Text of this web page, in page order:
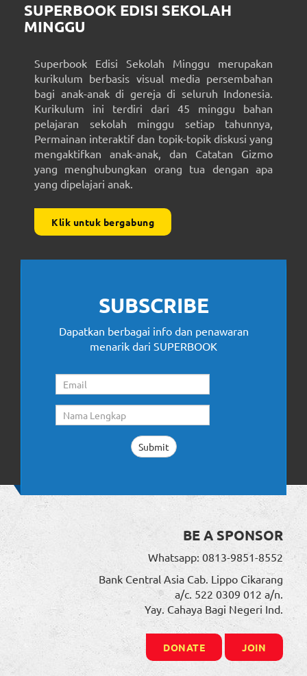
SUPERBOOK EDISI SEKOLAH
MINGGU
Superbook Edisi Sekolah Minggu merupakan
kurikulum berbasis visual media persembahan
bagi anak-anak di gereja di seluruh Indonesia.
Kurikulum ini terdiri dari 45 minggu bahan
pelajaran sekolah minggu setiap tahunnya,
Permainan interaktif dan topik-topik diskusi yang
mengaktifkan anak-anak, dan Catatan Gizmo
yang menghubungkan orang tua dengan apa
yang dipelajari anak.
Klik untuk bergabung
SUBSCRIBE
Dapatkan berbagai info dan penawaran
menarik dari SUPERBOOK
BE A SPONSOR
Whatsapp: 0813-9851-8552
Bank Central Asia Cab. Lippo Cikarang
a/c. 522 0309 012 a/n.
Yay. Cahaya Bagi Negeri Ind.
DONATE JOIN